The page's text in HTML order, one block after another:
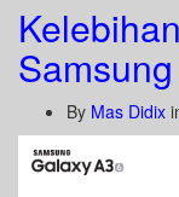
By Mas Didix